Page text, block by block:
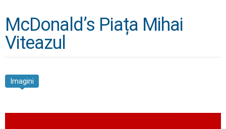
McDonald’s Piața Mihai
Viteazul
Imagini